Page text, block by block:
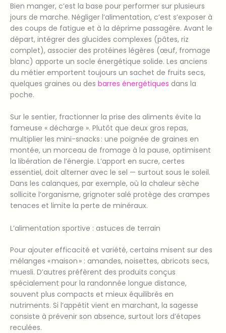
Bien manger, c’est la base pour performer sur plusieurs
jours de marche. Négliger l’alimentation, c’est s’exposer à
des coups de fatigue et à la déprime passagère. Avant le
départ, intégrer des glucides complexes (pâtes, riz
complet), associer des protéines légères (œuf, fromage
blanc) apporte un socle énergétique solide. Les anciens
du métier emportent toujours un sachet de fruits secs,
quelques graines ou des barres énergétiques dans la
poche.
Sur le sentier, fractionner la prise des aliments évite la
fameuse « décharge ». Plutôt que deux gros repas,
multiplier les mini-snacks : une poignée de graines en
montée, un morceau de fromage à la pause, optimisent
la libération de l’énergie. L’apport en sucre, certes
essentiel, doit alterner avec le sel — surtout sous le soleil.
Dans les calanques, par exemple, où la chaleur sèche
sollicite l’organisme, grignoter salé protège des crampes
tenaces et limite la perte de minéraux.
L’alimentation sportive : astuces de terrain
Pour ajouter efficacité et variété, certains misent sur des
mélanges « maison » : amandes, noisettes, abricots secs,
muesli. D’autres préfèrent des produits conçus
spécialement pour la randonnée longue distance,
souvent plus compacts et mieux équilibrés en
nutriments. Si l’appétit vient en marchant, la sagesse
consiste à prévenir son absence, surtout lors d’étapes
reculées.